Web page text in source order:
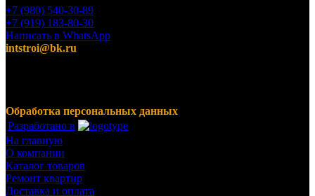
+7 (980) 540-30-89
+7 (919) 183-80-30
Написать в WhatsApp
intstroi@bk.ru
Обработка персональных данных
Разработано в
На главную
О компании
Каталог товаров
Ремонт квартир
Доставка и оплата